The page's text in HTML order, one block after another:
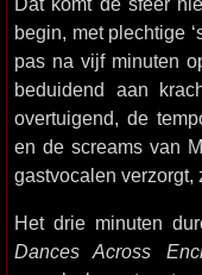
begin, met plechtige
pas na vijf minuten
beduidend aan
overtuigend, de
en de screams van
gastvocalen verzorgt,
Het drie minuten
Dances Across